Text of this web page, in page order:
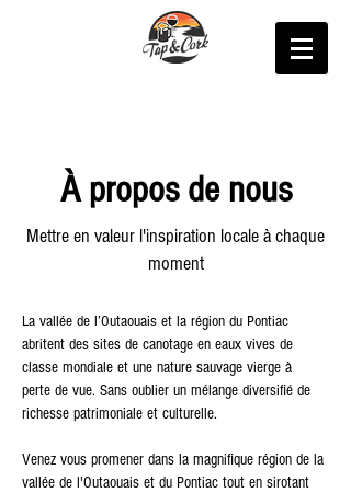
À propos de nous
Mettre en valeur l'inspiration locale à chaque
moment
La vallée de l’Outaouais et la région du Pontiac
abritent des sites de canotage en eaux vives de
classe mondiale et une nature sauvage vierge à
perte de vue. Sans oublier un mélange diversifié de
richesse patrimoniale et culturelle.
Venez vous promener dans la magnifique région de la
vallée de l'Outaouais et du Pontiac tout en sirotant